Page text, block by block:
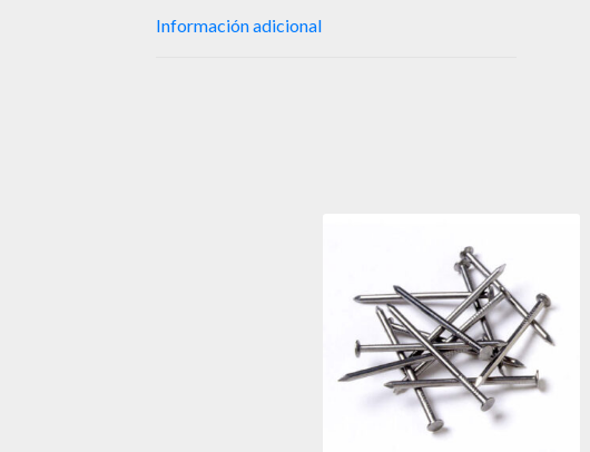
Información adicional